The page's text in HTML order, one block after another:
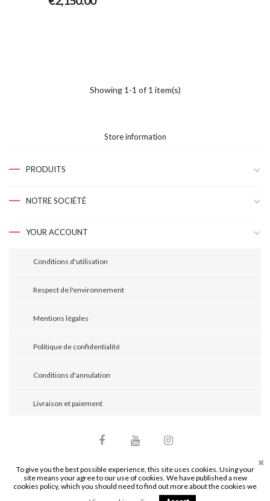
Showing 1-1 of 1 item(s)
Store information
PRODUITS
NOTRE SOCIÉTÉ
YOUR ACCOUNT
Conditions d'utilisation
Respect de l'environnement
Mentions légales
Politique de confidentialité
Conditions d'annulation
Livraison et paiement
Facebook YouTube
© 2026 - Mathieu Bijoutier. Tous droits réservés.
Site réalisé par
maximebelaid.com
To give you the best possible experience, this site uses cookies. Using your
site means your agree to our use of cookies. We have published a new
cookies policy, which you should need to find out more about the cookies we